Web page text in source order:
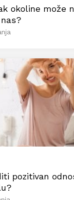
okoline može
pozitivan